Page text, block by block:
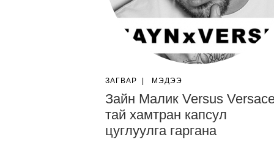
ЗАГВАР МЭДЭЭ
Зайн Малик Versus
тай хамтран капсул
цуглуулга гаргана